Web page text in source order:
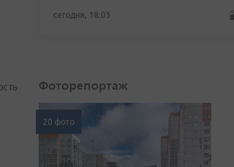
сегодня, 18:03
Фоторепортаж
20 фото